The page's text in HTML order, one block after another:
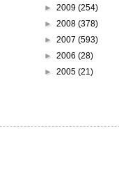
► 2009 (254)
► 2008 (378)
► 2007 (593)
► 2006 (28)
► 2005 (21)